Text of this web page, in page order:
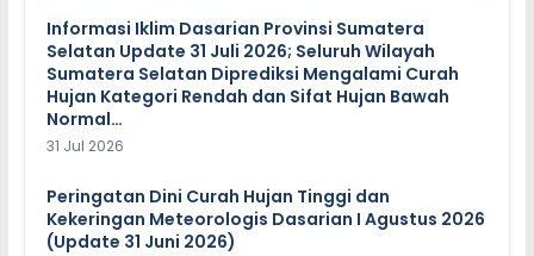
Informasi Iklim Dasarian Provinsi Sumatera
Selatan Update 31 Juli 2026; Seluruh Wilayah
Sumatera Selatan Diprediksi Mengalami Curah
Hujan Kategori Rendah dan Sifat Hujan Bawah
Normal…
31 Jul 2026
Peringatan Dini Curah Hujan Tinggi dan
Kekeringan Meteorologis Dasarian I Agustus 2026
(Update 31 Juni 2026)